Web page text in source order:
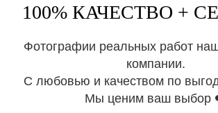
100% КАЧЕСТВО +
Фотографии реальных работ
компании.
С любовью и качеством по
Мы ценим ваш выбор